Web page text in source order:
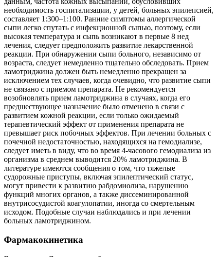
необходимость госпитализации, у детей, больных эпилепсией,
составляет 1:300–1:100. Ранние симптомы аллергической
сыпи легко спутать с инфекционной сыпью, поэтому, если
высокая температура и сыпь возникают в первые 8 нед
лечения, следует предположить развитие лекарственной
реакции. При обнаружении сыпи больного, независимо от
возраста, следует немедленно тщательно обследовать. Прием
ламотриджина должен быть немедленно прекращен за
исключением тех случаев, когда очевидно, что развитие сыпи
не связано с приемом препарата. Не рекомендуется
возобновлять прием ламотриджина в случаях, когда его
предшествующее назначение было отменено в связи с
развитием кожной реакции, если только ожидаемый
терапевтический эффект от применения препарата не
превышает риск побочных эффектов. При лечении больных с
почечной недостаточностью, находящихся на гемодиализе,
следует иметь в виду, что во время 4-часового гемодиализа из
организма в среднем выводится 20% ламотриджина. В
литературе имеются сообщения о том, что тяжелые
судорожные приступы, включая эпилептический статус,
могут привести к развитию рабдомиолиза, нарушению
функций многих органов, а также диссеминированной
внутрисосудистой коагулопатии, иногда со смертельным
исходом. Подобные случаи наблюдались и при лечении
больных ламотриджином.
Фармакокинетика